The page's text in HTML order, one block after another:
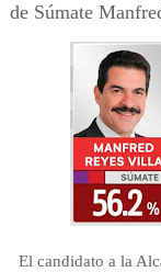
de Súmate
El candidato a la